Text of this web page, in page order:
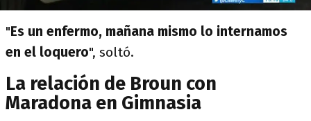
"Es un enfermo, mañana mismo lo internamos
en el loquero", soltó.
La relación de Broun con
Maradona en Gimnasia